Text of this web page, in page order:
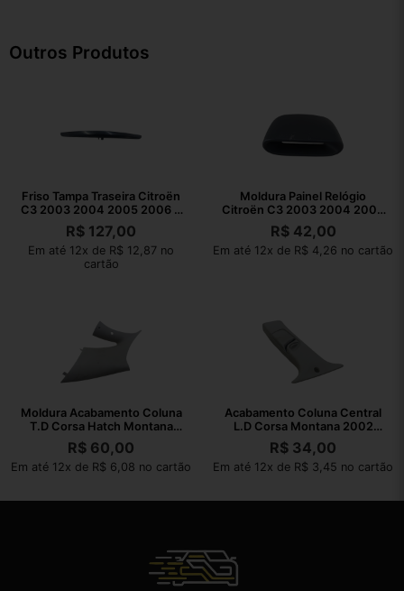
Outros Produtos
Friso Tampa Traseira Citroën
C3 2003 2004 2005 2006 A
2011
R$ 127,00
Em até 12x de R$ 12,87 no
cartão
Moldura Painel Relógio
Citroën C3 2003 2004 2005
2006 A 2011
R$42,00
Em até 12x de R$ 4,26 no cartão
Moldura Acabamento Coluna
T.D Corsa Hatch Montana
02/10
R$ 60,00
Em até 12x de R$ 6,08 no cartão
Acabamento Coluna Central
L.D Corsa Montana 2002
2003 A 2010
R$ 34,00
Em até 12x de R$ 3,45 no cartão